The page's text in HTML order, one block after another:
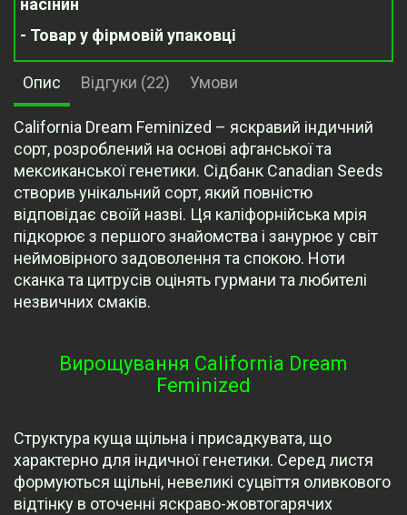
насінин
- Товар у фірмовій упаковці
Опис Відгуки (22) Умови
California Dream Feminized – яскравий індичний
сорт, розроблений на основі афганської та
мексиканської генетики. Сідбанк Canadian Seeds
створив унікальний сорт, який повністю
відповідає своїй назві. Ця каліфорнійська мрія
підкорює з першого знайомства і занурює у світ
неймовірного задоволення та спокою. Ноти
сканка та цитрусів оцінять гурмани та любителі
незвичних смаків.
Вирощування California Dream
Feminized
Структура куща щільна і присадкувата, що
характерно для індичної генетики. Серед листя
формуються щільні, невеликі суцвіття оливкового
відтінку в оточенні яскраво-жовтогарячих